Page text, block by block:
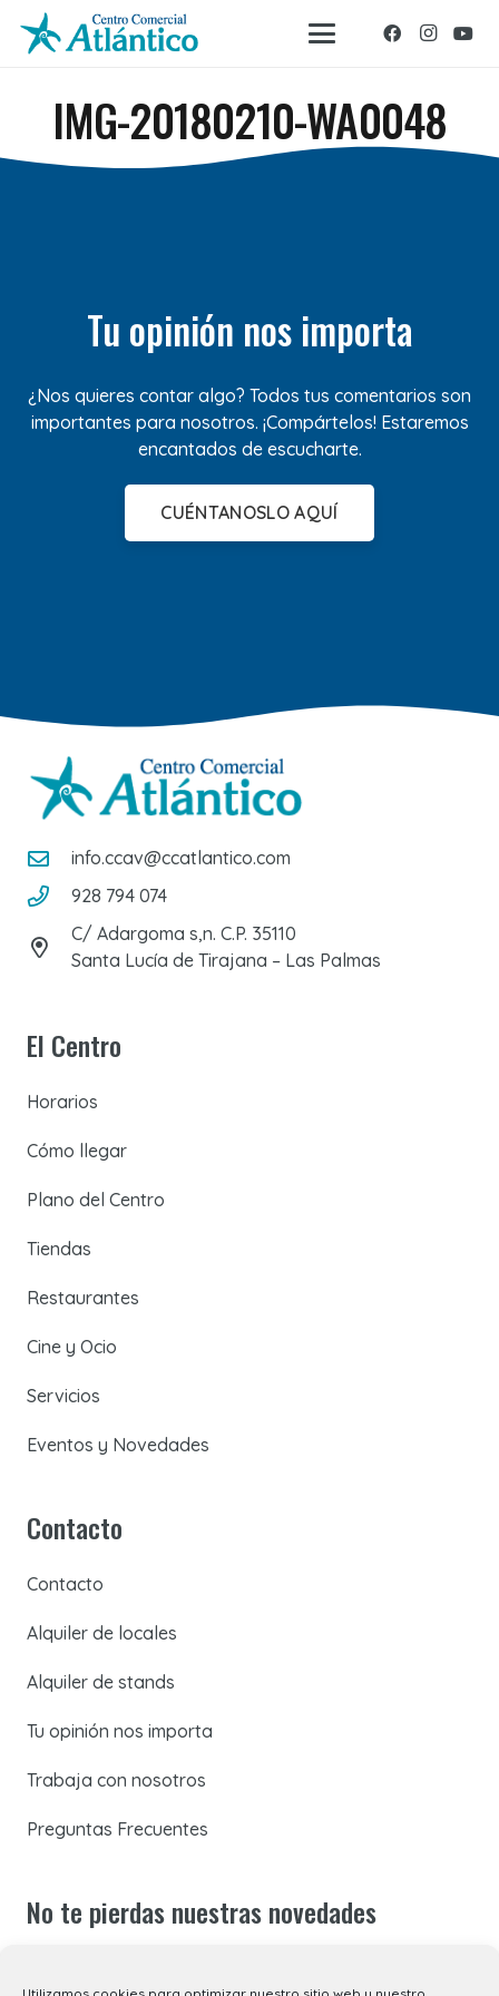
IMG-20180210-WA0048
Tu opinión nos importa
¿Nos quieres contar algo? Todos tus comentarios son
importantes para nosotros. ¡Compártelos! Estaremos
encantados de escucharte.
CUÉNTANOSLO AQUÍ
info.ccav@ccatlantico.com
928 794 074
C/ Adargoma s,n. C.P. 35110
Santa Lucía de Tirajana – Las Palmas
El Centro
Horarios
Cómo llegar
Plano del Centro
Tiendas
Restaurantes
Cine y Ocio
Servicios
Eventos y Novedades
Contacto
Contacto
Alquiler de locales
Alquiler de stands
Tu opinión nos importa
Trabaja con nosotros
Preguntas Frecuentes
No te pierdas nuestras novedades